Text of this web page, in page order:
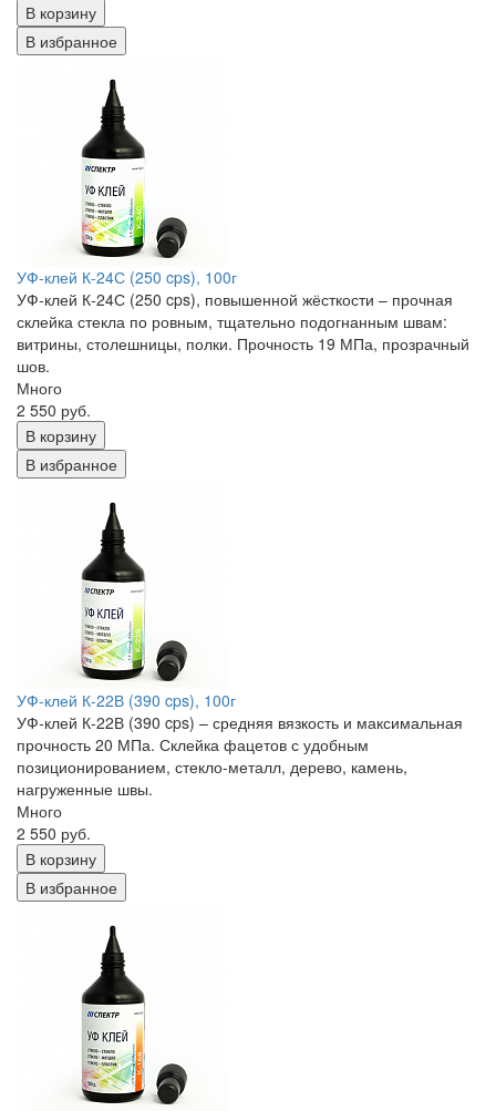
В корзину
В избранное
УФ-клей К-24С (250 cps), 100г
УФ-клей К-24С (250 cps), повышенной жёсткости – прочная
склейка стекла по ровным, тщательно подогнанным швам:
витрины, столешницы, полки. Прочность 19 МПа, прозрачный
шов.
Много
2 550 руб.
В корзину
В избранное
УФ-клей К-22В (390 cps), 100г
УФ-клей К-22В (390 cps) – средняя вязкость и максимальная
прочность 20 МПа. Склейка фацетов с удобным
позиционированием, стекло-металл, дерево, камень,
нагруженные швы.
Много
2 550 руб.
В корзину
В избранное